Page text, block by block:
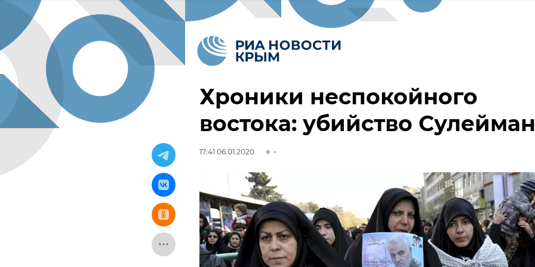
Хроники неспокойного
востока: убийство
17:41 06.01.2020